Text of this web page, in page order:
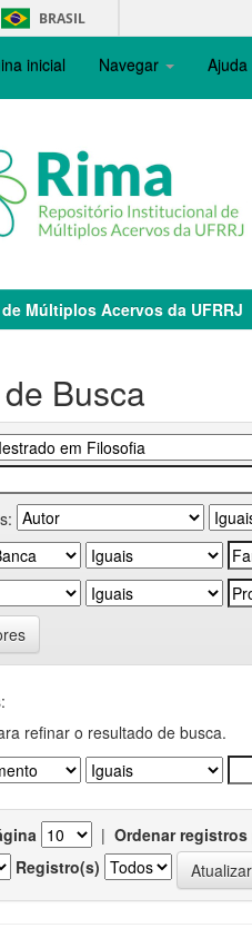
BRASIL
inicial Navegar Ajuda
Múltiplos Acervos da UFRRJ
Busca
refinar o resultado de busca.
| Ordenar
Registro(s)